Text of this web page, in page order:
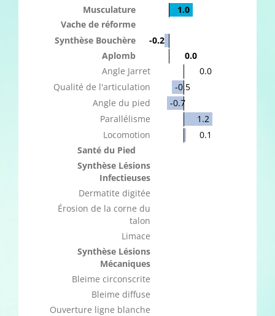
Musculature
1.0
Vache de réforme
Synthèse Bouchère
-0.2
Aplomb
0.0
Angle Jarret
0.0
Qualité de l'articulation
-0.5
Angle du pied
-0.7
Parallélisme
1.2
Locomotion
0.1
Santé du Pied
Synthèse Lésions
Infectieuses
Dermatite digitée
Érosion de la corne du
talon
Limace
Synthèse Lésions
Mécaniques
Bleime circonscrite
Bleime diffuse
Ouverture ligne blanche